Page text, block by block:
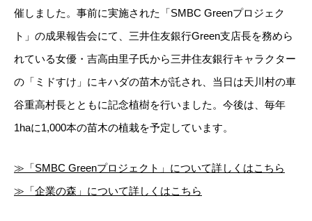
催しました。事前に実施された「SMBC Greenプロジェク
ト」の成果報告会にて、三井住友銀行Green支店長を務めら
れている女優・吉高由里子氏から三井住友銀行キャラクター
の「ミドすけ」にキハダの苗木が託され、当日は天川村の車
谷重高村長とともに記念植樹を行いました。今後は、毎年
1haに1,000本の苗木の植栽を予定しています。
≫「SMBC Greenプロジェクト」について詳しくはこちら
≫「企業の森」について詳しくはこちら